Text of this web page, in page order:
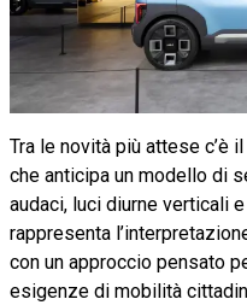
Tra le novità più attese c’è il
che anticipa un modello di
audaci, luci diurne verticali
rappresenta
con un approccio pensato
esigenze di mobilità